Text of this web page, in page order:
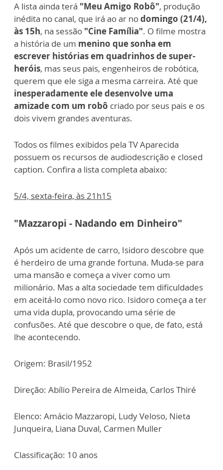
A lista ainda terá "Meu Amigo Robô", produção
inédita no canal, que irá ao ar nodomingo (21/4),
às 15h, na sessão "Cine Família". O filme mostra
a história de um menino que sonha em
escrever histórias em quadrinhos de super-
heróis, mas seus pais, engenheiros de robótica,
querem que ele siga a mesma carreira. Até que
inesperadamente eledesenvolve uma
amizade com um robô criado por seus pais e os
dois vivem grandes aventuras.
Todos os filmes exibidos pela TV Aparecida
possuem os recursos de audiodescrição e closed
caption. Confira a lista completa abaixo:
5/4, sexta-feira, às 21h15
"Mazzaropi - Nadando em Dinheiro"
Após um acidente de carro, Isidoro descobre que
é herdeiro de uma grande fortuna. Muda-se para
uma mansão e começa a viver como um
milionário. Mas a alta sociedade tem dificuldades
em aceitá-lo como novo rico. Isidoro começa a ter
uma vida dupla, provocando uma série de
confusões. Até que descobre o que, de fato, está
lhe acontecendo.
Origem: Brasil/1952
Direção: Abílio Pereira de Almeida, Carlos Thiré
Elenco: Amácio Mazzaropi, Ludy Veloso, Nieta
Junqueira, Liana Duval, Carmen Muller
Classificação: 10 anos